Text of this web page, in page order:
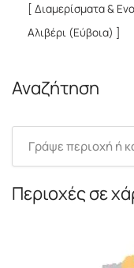
[ Διαμερίσματα &
Αλιβέρι (Εύβοια) ]
Αναζήτηση
Περιοχές σε